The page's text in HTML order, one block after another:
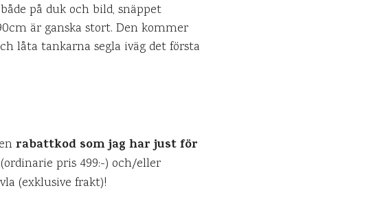
på duk och bild, snäppet
är ganska stort. Den kommer
låta tankarna segla iväg det första
rabattkod som jag har just för
pris 499:-) och/eller
(exklusive frakt)!